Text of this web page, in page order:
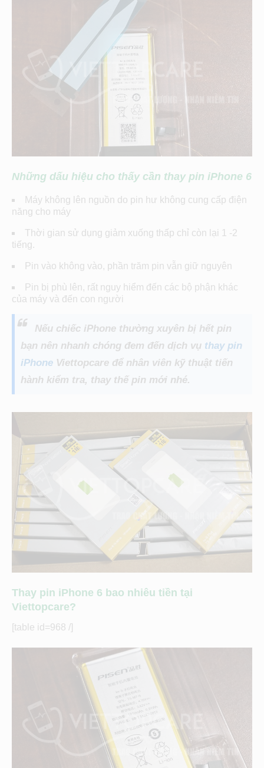
Những dấu hiệu cho thấy cần thay pin iPhone 6
Máy không lên nguồn do pin hư không cung cấp điện
năng cho máy
Thời gian sử dụng giảm xuống thấp chỉ còn lại 1 -2
tiếng.
Pin vào không vào, phần trăm pin vẫn giữ nguyên
Pin bị phù lên, rất nguy hiểm đến các bộ phận khác
của máy và đến con người
Nếu chiếc iPhone thường xuyên bị hết pin
bạn nên nhanh chóng đem đến dịch vụ thay pin
iPhone Viettopcare để nhân viên kỹ thuật tiến
hành kiểm tra, thay thế pin mới nhé.
Thay pin iPhone 6 bao nhiêu tiền tại
Viettopcare?
[table id=968 /]